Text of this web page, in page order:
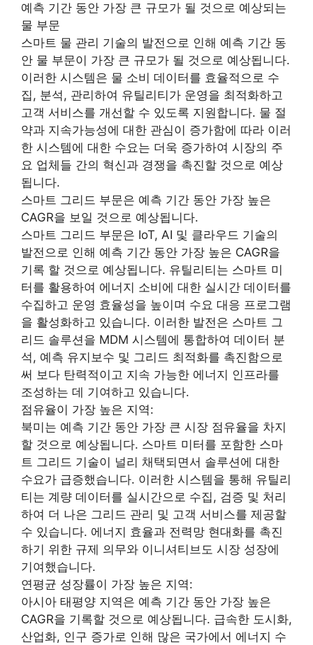
예측 기간 동안 가장 큰 규모가 될 것으로 예상되는
물 부문
스마트 물 관리 기술의 발전으로 인해 예측 기간 동
안 물 부문이 가장 큰 규모가 될 것으로 예상됩니다.
이러한 시스템은 물 소비 데이터를 효율적으로 수
집, 분석, 관리하여 유틸리티가 운영을 최적화하고
고객 서비스를 개선할 수 있도록 지원합니다. 물 절
약과 지속가능성에 대한 관심이 증가함에 따라 이러
한 시스템에 대한 수요는 더욱 증가하여 시장의 주
요 업체들 간의 혁신과 경쟁을 촉진할 것으로 예상
됩니다.
스마트 그리드 부문은 예측 기간 동안 가장 높은
CAGR을 보일 것으로 예상됩니다.
스마트 그리드 부문은 IoT, AI 및 클라우드 기술의
발전으로 인해 예측 기간 동안 가장 높은 CAGR을
기록 할 것으로 예상됩니다. 유틸리티는 스마트 미
터를 활용하여 에너지 소비에 대한 실시간 데이터를
수집하고 운영 효율성을 높이며 수요 대응 프로그램
을 활성화하고 있습니다. 이러한 발전은 스마트 그
리드 솔루션을 MDM 시스템에 통합하여 데이터 분
석, 예측 유지보수 및 그리드 최적화를 촉진함으로
써 보다 탄력적이고 지속 가능한 에너지 인프라를
조성하는 데 기여하고 있습니다.
점유율이 가장 높은 지역:
북미는 예측 기간 동안 가장 큰 시장 점유율을 차지
할 것으로 예상됩니다. 스마트 미터를 포함한 스마
트 그리드 기술이 널리 채택되면서 솔루션에 대한
수요가 급증했습니다. 이러한 시스템을 통해 유틸리
티는 계량 데이터를 실시간으로 수집, 검증 및 처리
하여 더 나은 그리드 관리 및 고객 서비스를 제공할
수 있습니다. 에너지 효율과 전력망 현대화를 촉진
하기 위한 규제 의무와 이니셔티브도 시장 성장에
기여했습니다.
연평균 성장률이 가장 높은 지역:
아시아 태평양 지역은 예측 기간 동안 가장 높은
CAGR을 기록할 것으로 예상됩니다. 급속한 도시화,
산업화, 인구 증가로 인해 많은 국가에서 에너지 수